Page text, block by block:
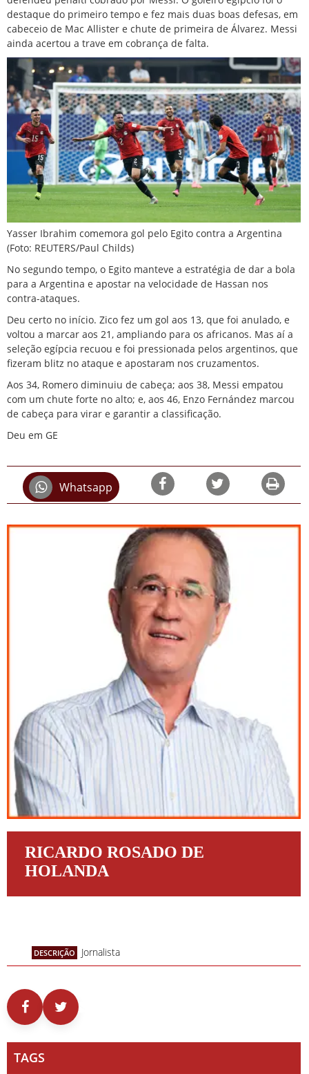
destaque do primeiro tempo e fez mais duas boas defesas, em
cabeceio de Mac Allister e chute de primeira de Álvarez. Messi
ainda acertou a trave em cobrança de falta.
Yasser Ibrahim comemora gol pelo Egito contra a Argentina
(Foto: REUTERS/Paul Childs)
No segundo tempo, o Egito manteve a estratégia de dar a bola
para a Argentina e apostar na velocidade de Hassan nos
contra-ataques.
Deu certo no início. Zico fez um gol aos 13, que foi anulado, e
voltou a marcar aos 21, ampliando para os africanos. Mas aí a
seleção egípcia recuou e foi pressionada pelos argentinos, que
fizeram blitz no ataque e apostaram nos cruzamentos.
Aos 34, Romero diminuiu de cabeça; aos 38, Messi empatou
com um chute forte no alto; e, aos 46, Enzo Fernández marcou
de cabeça para virar e garantir a classificação.
Deu em GE
Whatsapp
RICARDO ROSADO DE
HOLANDA
DESCRIÇÃO Jornalista
TAGS